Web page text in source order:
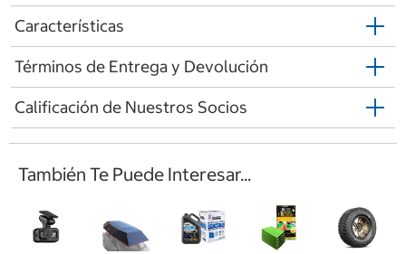
Características
Términos de Entrega y Devolución
Calificación de Nuestros Socios
También Te Puede Interesar...